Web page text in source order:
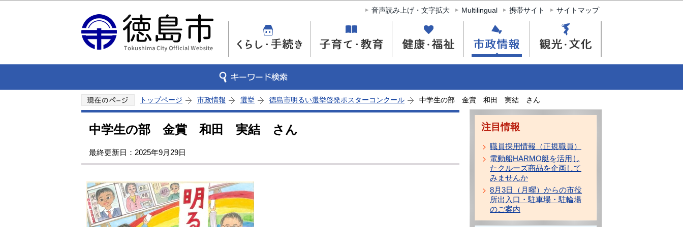
このページの本文へ移動
音声読み上げ・文字拡大 Multilingual 携帯サイト サイトマップ
トップページ 市政情報 選挙 徳島市明るい選挙啓発ポスターコンクール 中学生の部 金賞 和田 実結 さん
中学生の部 金賞 和田 実結 さん
最終更新日：2025年9月29日
注目情報
職員採用情報（正規職員）
電動船HARMO艇を活用し
たクルーズ商品を企画して
みませんか
8月3日（月曜）からの市役
所出入口・駐車場・駐輪場
のご案内